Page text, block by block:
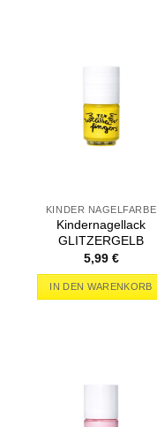
KINDER NAGELFARBE
Kindernagellack
GLITZERGELB
5,99 €
IN DEN WARENKORB